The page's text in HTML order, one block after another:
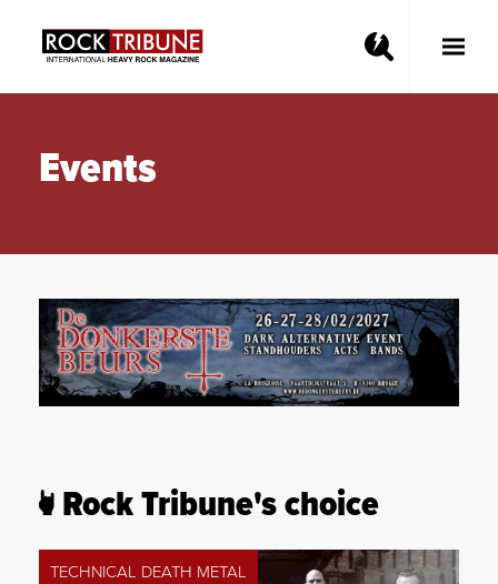
Toggle
Events
Rock Tribune's choice
TECHNICAL DEATH METAL